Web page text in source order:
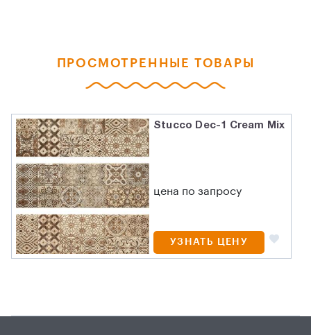
ПРОСМОТРЕННЫЕ ТОВАРЫ
Stucco Dec-1 Cream Mix
цена по запросу
УЗНАТЬ ЦЕНУ